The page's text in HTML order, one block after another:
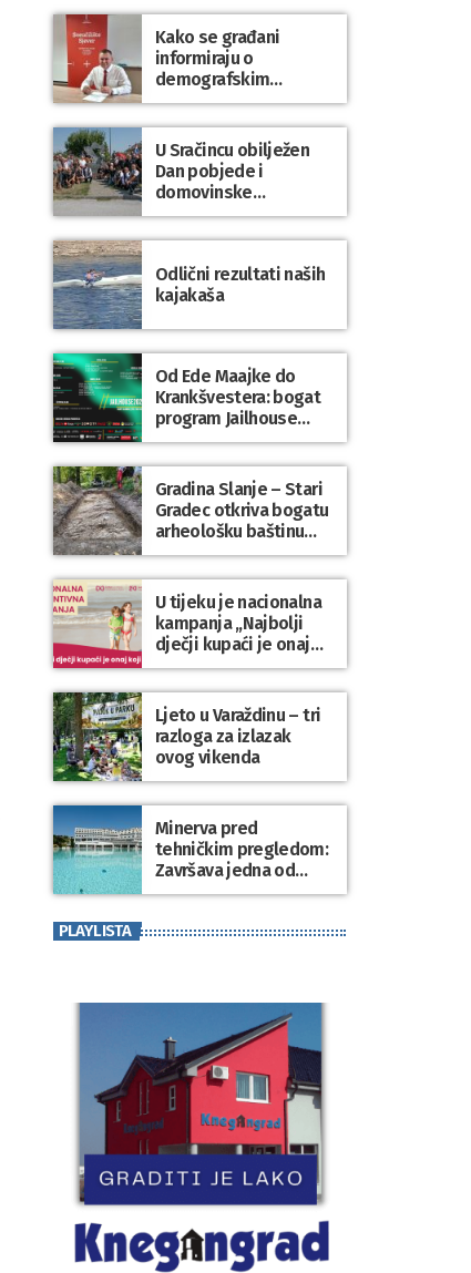
Kako se građani
informiraju o
demografskim
mjerama? Sudjelujte u
istraživanju!
U Sračincu obilježen
Dan pobjede i
domovinske
zahvalnosti te Dan
hrvatskih branitelja
Odlični rezultati naših
kajakaša
Od Ede Maajke do
Krankšvestera: bogat
program Jailhouse
Festivala 2026. u
Lepoglavi
Gradina Slanje – Stari
Gradec otkriva bogatu
arheološku baštinu
Varaždinske županije
U tijeku je nacionalna
kampanja „Najbolji
dječji kupaći je onaj
koji se nosi“
Ljeto u Varaždinu – tri
razloga za izlazak
ovog vikenda
Minerva pred
tehničkim pregledom:
Završava jedna od
najvećih investicija u
Varaždinske županije
PLAYLISTA